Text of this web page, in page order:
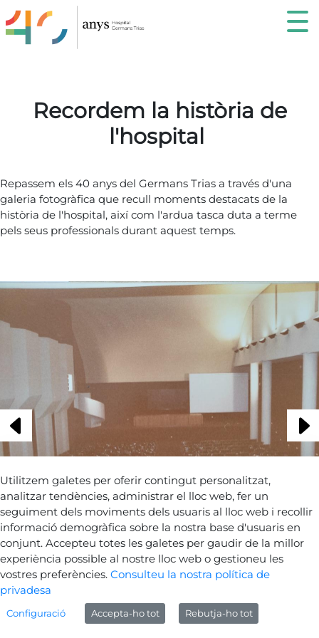
recordemHospital
Recordem la història de
l'hospital
Repassem els 40 anys del Germans Trias a través d'una
galeria fotogràfica que recull moments destacats de la
història de l'hospital, així com l'ardua tasca duta a terme
pels seus professionals durant aquest temps.
Tornar a les fotografies
Sobre Gencat Generalitat de Catalunya
Utilitzem galetes per oferir contingut personalitzat,
analitzar tendències, administrar el lloc web, fer un
seguiment dels moviments dels usuaris al lloc web i recollir
informació demogràfica sobre la nostra base d'usuaris en
conjunt. Accepteu totes les galetes per gaudir de la millor
experiència possible al nostre lloc web o gestioneu les
vostres preferències. Consulteu la nostra política de
privadesa
Configuració Accepta-ho tot Rebutja-ho tot